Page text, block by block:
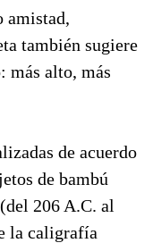
amistad,
también sugiere
alto, más
de acuerdo
de bambú
206 A.C. al
la caligrafía